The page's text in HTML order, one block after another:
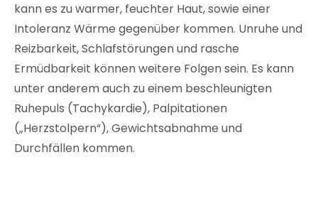
kann es zu warmer, feuchter Haut, sowie einer
Intoleranz Wärme gegenüber kommen. Unruhe und
Reizbarkeit, Schlafstörungen und rasche
Ermüdbarkeit können weitere Folgen sein. Es kann
unter anderem auch zu einem beschleunigten
Ruhepuls (Tachykardie), Palpitationen
(„Herzstolpern“), Gewichtsabnahme und
Durchfällen kommen.